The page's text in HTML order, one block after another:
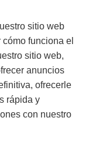
sitio web
funciona el
sitio web,
anuncios
ofrecerle
rápida y
con nuestro